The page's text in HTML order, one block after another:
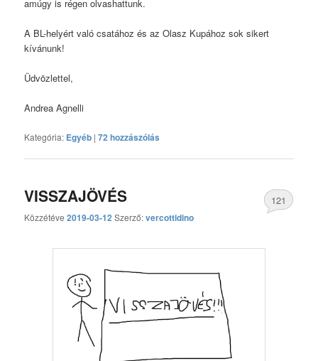
amúgy is régen olvashattunk.
A BL-helyért való csatához és az Olasz Kupához sok sikert
kívánunk!
Üdvözlettel,
Andrea Agnelli
Kategória: Egyéb |72 hozzászólás
VISSZAJÖVÉS
Közzétéve2019-03-12Szerző:vercottidino
121